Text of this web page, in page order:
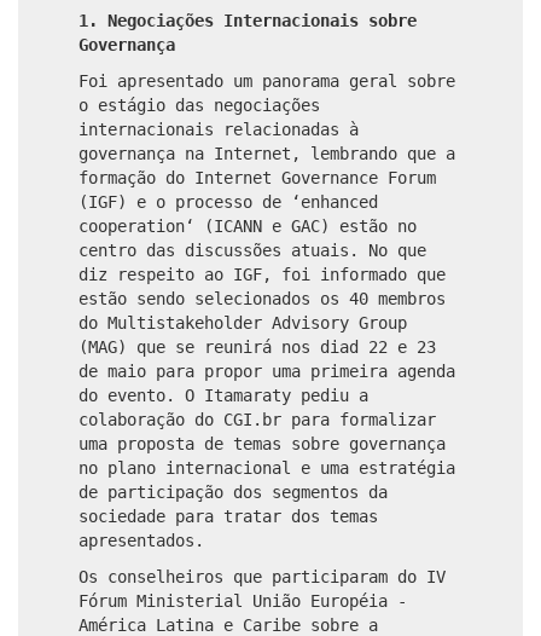
1. Negociações Internacionais sobre
Governança
Foi apresentado um panorama geral sobre
o estágio das negociações
internacionais relacionadas à
governança na Internet, lembrando que a
formação do Internet Governance Forum
(IGF) e o processo de ‘enhanced
cooperation‘ (ICANN e GAC) estão no
centro das discussões atuais. No que
diz respeito ao IGF, foi informado que
estão sendo selecionados os 40 membros
do Multistakeholder Advisory Group
(MAG) que se reunirá nos diad 22 e 23
de maio para propor uma primeira agenda
do evento. O Itamaraty pediu a
colaboração do CGI.br para formalizar
uma proposta de temas sobre governança
no plano internacional e uma estratégia
de participação dos segmentos da
sociedade para tratar dos temas
apresentados.
Os conselheiros que participaram do IV
Fórum Ministerial União Européia -
América Latina e Caribe sobre a